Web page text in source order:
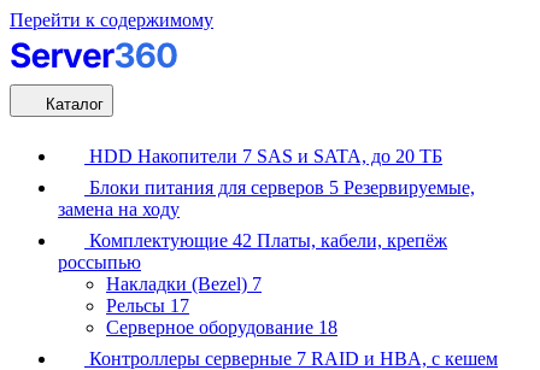
Перейти к содержимому
Каталог
HDD Накопители 7 SAS и SATA, до 20 ТБ
Блоки питания для серверов 5 Резервируемые,
замена на ходу
Комплектующие 42 Платы, кабели, крепёж
россыпью
Накладки (Bezel) 7
Рельсы 17
Серверное оборудование 18
Контроллеры серверные 7 RAID и HBA, с кешем